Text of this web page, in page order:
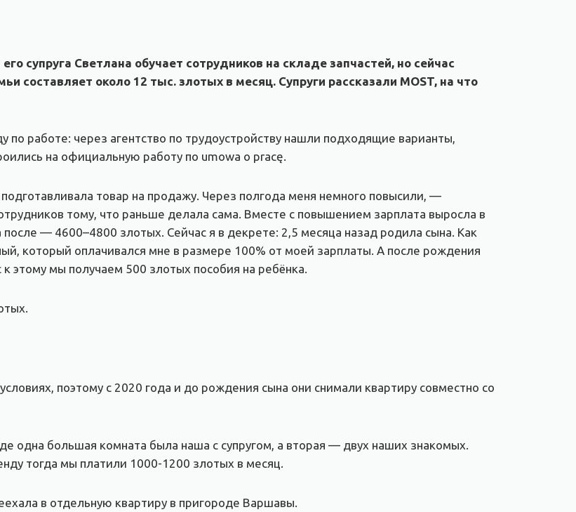
супруга Светлана обучает сотрудников на складе запчастей, но сейчас
составляет около 12 тыс. злотых в месяц. Супруги рассказали MOST, на что
работе: через агентство по трудоустройству нашли подходящие варианты,
на официальную работу по umowa o pracę.
товар на продажу. Через полгода меня немного повысили, —
тому, что раньше делала сама. Вместе с повышением зарплата выросла в
— 4600–4800 злотых. Сейчас я в декрете: 2,5 месяца назад родила сына. Как
который оплачивался мне в размере 100% от моей зарплаты. А после рождения
мы получаем 500 злотых пособия на ребёнка.
поэтому с 2020 года и до рождения сына они снимали квартиру совместно со
одна большая комната была наша с супругом, а вторая — двух наших знакомых.
тогда мы платили 1000-1200 злотых в месяц.
в отдельную квартиру в пригороде Варшавы.